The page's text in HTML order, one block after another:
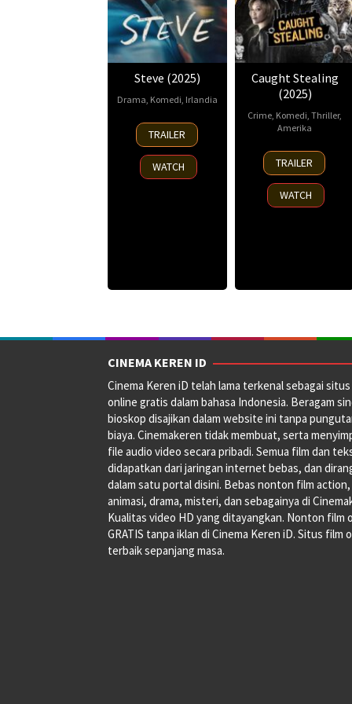
Steve (2025)
Drama Komedi Irlandia
19
Sep
2025
Daire
Glynn,
Tim
Mielants
TRAILER
WATCH
Caught Stealing
(2025)
Crime Komedi Thriller,
Amerika
26
Aug
2025
Alex
Scricco
Alexandra
Torterotot
Jeremy
Thorell
TRAILER
WATCH
CINEMA KEREN ID
Cinema Keren iD telah lama terkenal sebagai
online gratis dalam bahasa Indonesia. Beragam
bioskop disajikan dalam website ini tanpa
biaya. Cinemakeren tidak membuat, serta
file audio video secara pribadi. Semua film dan
didapatkan dari jaringan internet bebas, dan
dalam satu portal disini. Bebas nonton film action,
animasi, drama, misteri, dan sebagainya di
Kualitas video HD yang ditayangkan. Nonton film
GRATIS tanpa iklan di Cinema Keren iD. Situs film
terbaik sepanjang masa.